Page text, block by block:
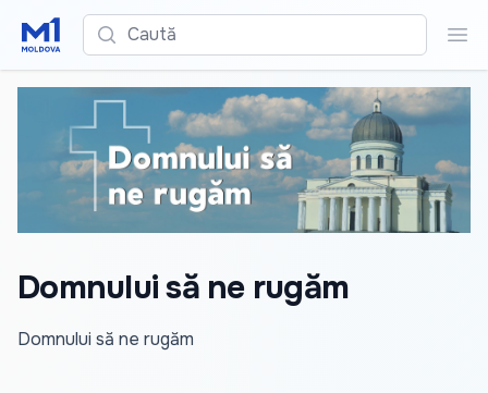
Caută
Domnului să ne rugăm
Domnului să ne rugăm